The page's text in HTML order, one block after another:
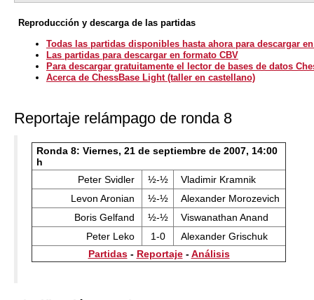
Reproducción y descarga de las partidas
Todas las partidas disponibles hasta ahora para descargar
Las partidas para descargar en formato CBV
Para descargar gratuitamente el lector de bases de datos
Acerca de ChessBase Light (taller en castellano)
Reportaje relámpago de ronda 8
Ronda 8: Viernes, 21 de septiembre de 2007, 14:00
h
Peter Svidler
½-½
Vladimir Kramnik
Levon Aronian
½-½
Alexander Morozevich
Boris Gelfand
½-½
Viswanathan Anand
Peter Leko
1-0
Alexander Grischuk
Partidas- Reportaje-Análisis